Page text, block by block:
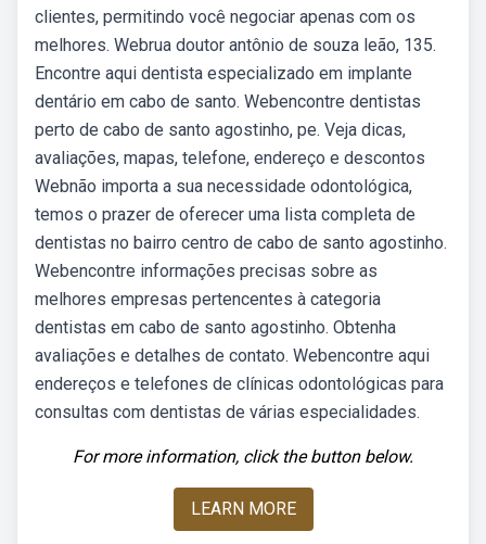
clientes, permitindo você negociar apenas com os
melhores. Webrua doutor antônio de souza leão, 135.
Encontre aqui dentista especializado em implante
dentário em cabo de santo. Webencontre dentistas
perto de cabo de santo agostinho, pe. Veja dicas,
avaliações, mapas, telefone, endereço e descontos
Webnão importa a sua necessidade odontológica,
temos o prazer de oferecer uma lista completa de
dentistas no bairro centro de cabo de santo agostinho.
Webencontre informações precisas sobre as
melhores empresas pertencentes à categoria
dentistas em cabo de santo agostinho. Obtenha
avaliações e detalhes de contato. Webencontre aqui
endereços e telefones de clínicas odontológicas para
consultas com dentistas de várias especialidades.
For more information, click the button below.
LEARN MORE